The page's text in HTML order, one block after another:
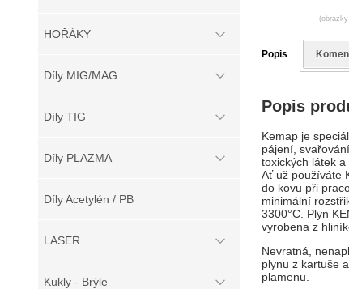
HOŘÁKY
Díly MIG/MAG
Díly TIG
Díly PLAZMA
Díly Acetylén / PB
LASER
Kukly - Brýle
Popis
Popis
Kemap je
pájení,
toxických látek
Ať už používáte
do kovu při
minimální
3300°C. Plyn
vyrobena z
Nevratná,
plynu z kartuše
plamenu.